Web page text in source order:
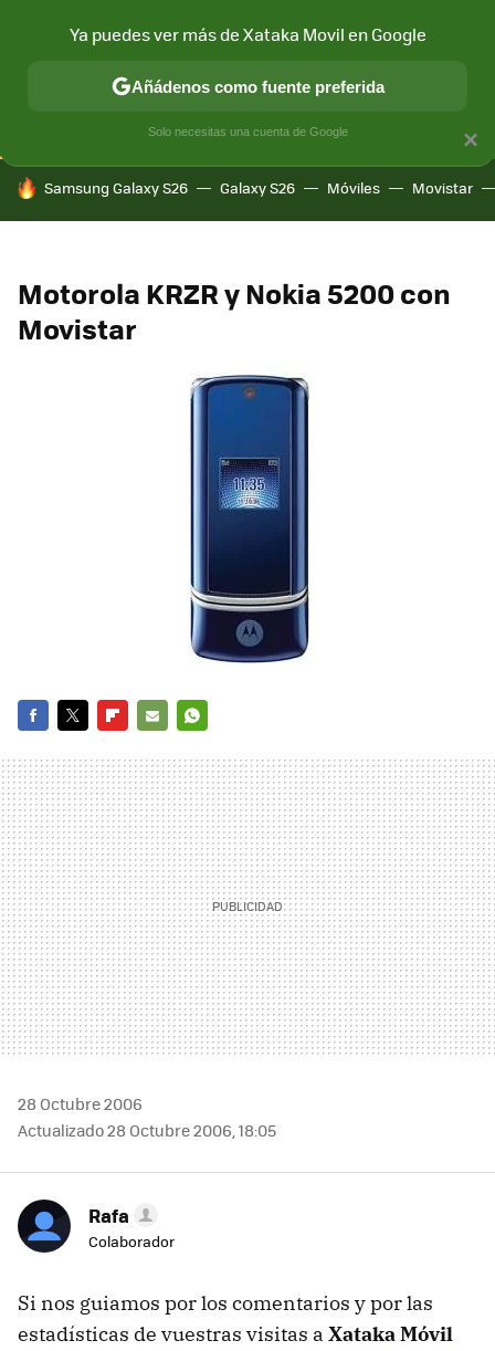
CONECTIVIDAD MÓVIL Y SOCIEDAD APLICACIONES
HOY SE HABLA DE
Samsung Galaxy S26 Galaxy S26 Móviles Movistar
Motorola KRZR y Nokia 5200 con
Movistar
MAIL
28 Octubre 2006
Actualizado 28 Octubre 2006, 18:05
Rafa
Colaborador
Si nos guiamos por los comentarios y por las
estadísticas de vuestras visitas a Xataka Móvil
×
Ya puedes ver más de Xataka Movil en Google
Añádenos como fuente preferida
Solo necesitas una cuenta de Google